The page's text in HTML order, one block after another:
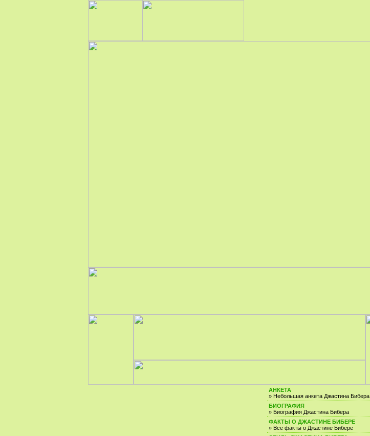
АНКЕТА
» Небольшая анкета Джастина Бибера
БИОГРАФИЯ
» Биография Джастина Бибера
ФАКТЫ О ДЖАСТИНЕ БИБЕРЕ
» Все факты о Джастине Бибере